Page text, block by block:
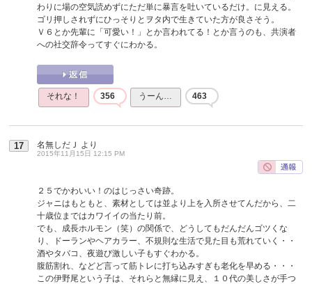
わりに場の空気読めずにただ単に暴言を吐いているだけ。に見える。
ゴリ押しされずにひっそりとヲタ内で生きていた方が良さそう。
Ｖ６とか先輩に「可愛い！」とか言われてる！とか言うのも、共演者
への社交辞令ってすぐにわかる。
それな！ 356 うーん… 463
17 名無しだＪ より
2015年11月15日 12:15 PM
２５でかわいい！のはじっさい奇跡。
ジャニはもともと、素材としては並より上を入所させてんだから、二
十歳位まではカワイイの当たり前。
でも、成長ホルモン（笑）の関係で、どうしてもだんだんゴツくな
り、ドーランやヘアカラー、不規則な生活で見た目も荒れていく・・
酒やタバコ、夜遊び激しい子もすぐわかる。
腹筋割れ、などど言って筋トレに打ち込みすぎも老化を早める・・・
この伊野尾という子は、それらと無縁に見え、１０代の美しさが手つ